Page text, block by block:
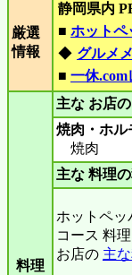
厳選
情報
静岡県内
■ ホットペ
◆ グルメ
■ 一休
料理
主な お店
焼肉・ホル
焼肉
主な 料理
ホットペッ
コース 料
お店の 主